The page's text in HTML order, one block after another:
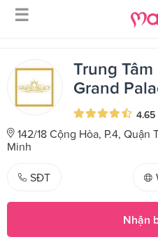
☰
Trang chủ Sản phẩm dịch vụ /
Trung
Grand
4.65
142/18 Cộng Hòa, P.4,
Minh
SĐT
Nhận